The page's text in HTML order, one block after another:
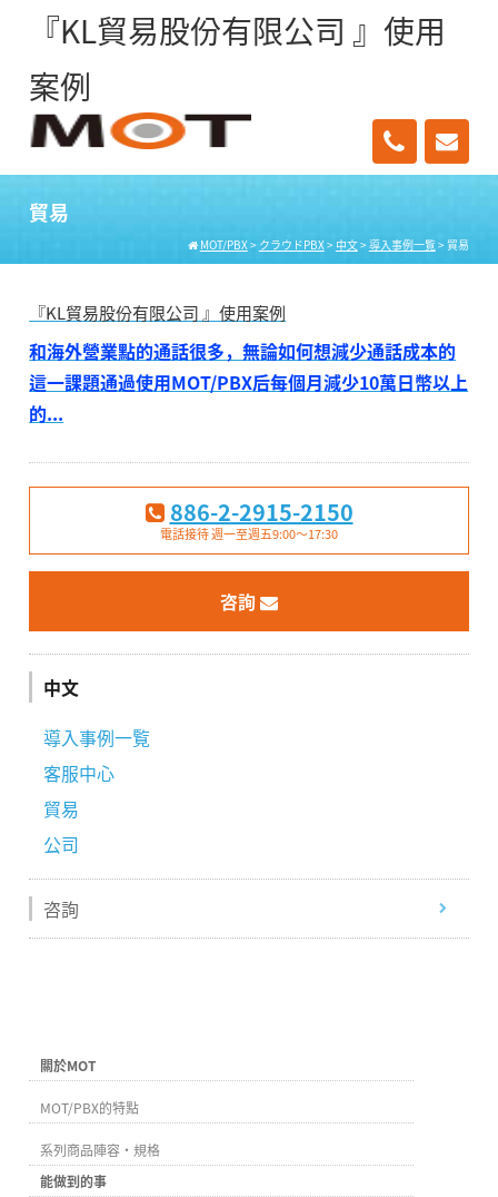
『KL貿易股份有限公司 』使用
案例
貿易
MOT/PBX> クラウドPBX> 中文> 導入事例一覧> 貿易
『KL貿易股份有限公司 』使用案例
和海外營業點的通話很多，無論如何想減少通話成本的
這一課題通過使用MOT/PBX后每個月減少10萬日幣以上
的...
886-2-2915-2150
電話接待 週一至週五9:00～17:30
咨詢
中文
導入事例一覧
客服中心
貿易
公司
咨詢
關於MOT
MOT/PBX的特點
系列商品陣容・規格
能做到的事